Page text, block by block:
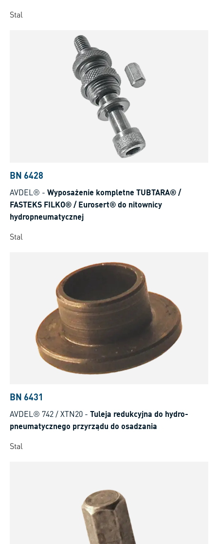
Stal
BN 6428
AVDEL® - Wyposażenie kompletne TUBTARA® /
FASTEKS FILKO® / Eurosert® do nitownicy
hydropneumatycznej
Stal
BN 6431
AVDEL® 742 / XTN20 - Tuleja redukcyjna do hydro-
pneumatycznego przyrządu do osadzania
Stal